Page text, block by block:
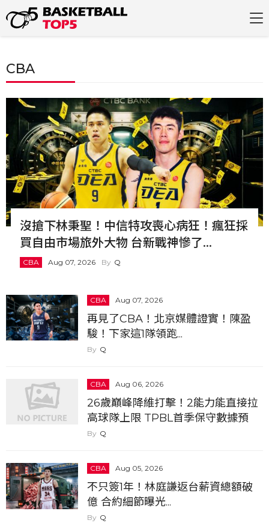
CBA
CBA Aug 07, 2026 Q
沒搶下林秉聖！中信特攻喪心病狂！瘋狂採
買自由市場旅外大物 台新戰神慘了...
CBA Aug 07, 2026
再見了CBA！北京媒體證實！陳盈
駿！下家這1隊領跑...
Q
CBA Aug 06, 2026
26歲巔峰降維打擊！2能力能直接拉
高球隊上限 TPBL首季保守數據預
測...Q
CBA Aug 05, 2026
不只簽1年！林庭謙返台薪資總額破
億 合約細節曝光...
Q